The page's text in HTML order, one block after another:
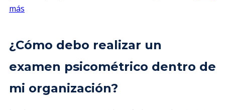
más
¿Cómo debo realizar un
examen psicométrico dentro de
mi organización?